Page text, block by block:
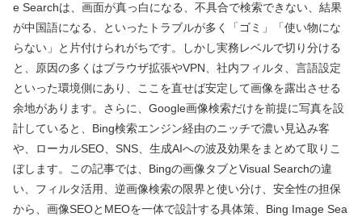
e Searchは、画面が真っ白になる、不具合で検索できない、結果
が中国語になる、といったトラブルが多く「ゴミ」「使い物にな
らない」と片付けられがちです。しかし実務レベルで切り分ける
と、原因の多くはブラウザ拡張やVPN、社内フィルタ、言語設定
といった環境側にあり、ここを直せば安定して画像を露出させる
余地があります。さらに、Google画像検索だけを前提に写真を設
計していると、Bing検索エンジン経由のニッチで濃い見込み客
や、ローカルSEO、SNS、生成AIへの波及効果をまとめて取りこ
ぼします。この記事では、Bingの画像タブとVisual Searchの違
い、フィルタ活用、逆画像検索の限界と使い分け、安全性の担保
から、画像SEOとMEOを一体で設計する具体策、Bing Image Sea